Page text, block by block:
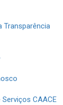
Transparência
Serviços CAACE